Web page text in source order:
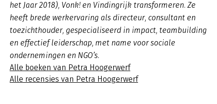
het Jaar 2018), Vonk! en Vindingrijk transformeren. Ze
heeft brede werkervaring als directeur, consultant en
toezichthouder, gespecialiseerd in impact, teambuilding
en effectief leiderschap, met name voor sociale
ondernemingen en NGO’s.
Alle boeken van Petra Hoogerwerf
Alle recensies van Petra Hoogerwerf